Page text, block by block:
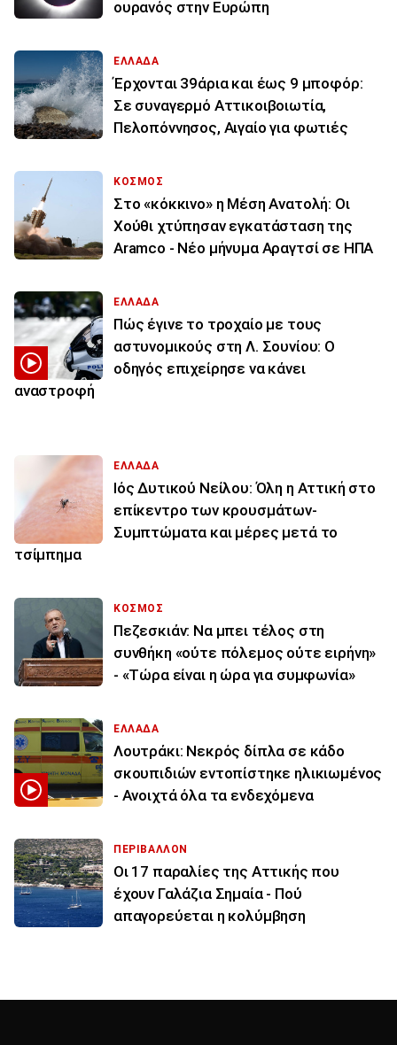
ουρανός στην Ευρώπη
ΕΛΛΑΔΑ
Έρχονται 39άρια και έως 9 μποφόρ:
Σε συναγερμό Αττικοιβοιωτία,
Πελοπόννησος, Αιγαίο για φωτιές
ΚΟΣΜΟΣ
Στο «κόκκινο» η Μέση Ανατολή: Οι
Χούθι χτύπησαν εγκατάσταση της
Aramco - Νέο μήνυμα Αραγτσί σε ΗΠΑ
ΕΛΛΑΔΑ
Πώς έγινε το τροχαίο με τους
αστυνομικούς στη Λ. Σουνίου: Ο
οδηγός επιχείρησε να κάνει
αναστροφή
ΕΛΛΑΔΑ
Ιός Δυτικού Νείλου: Όλη η Αττική στο
επίκεντρο των κρουσμάτων-
Συμπτώματα και μέρες μετά το
τσίμπημα
ΚΟΣΜΟΣ
Πεζεσκιάν: Να μπει τέλος στη
συνθήκη «ούτε πόλεμος ούτε ειρήνη»
- «Τώρα είναι η ώρα για συμφωνία»
ΕΛΛΑΔΑ
Λουτράκι: Νεκρός δίπλα σε κάδο
σκουπιδιών εντοπίστηκε ηλικιωμένος
- Ανοιχτά όλα τα ενδεχόμενα
ΠΕΡΙΒΑΛΛΟΝ
Οι 17 παραλίες της Αττικής που
έχουν Γαλάζια Σημαία - Πού
απαγορεύεται η κολύμβηση